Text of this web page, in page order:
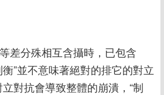
差分殊相互含攝時，已包含
衡”並不意味著絕對的排它的對立
對抗會導致整體的崩潰，“制